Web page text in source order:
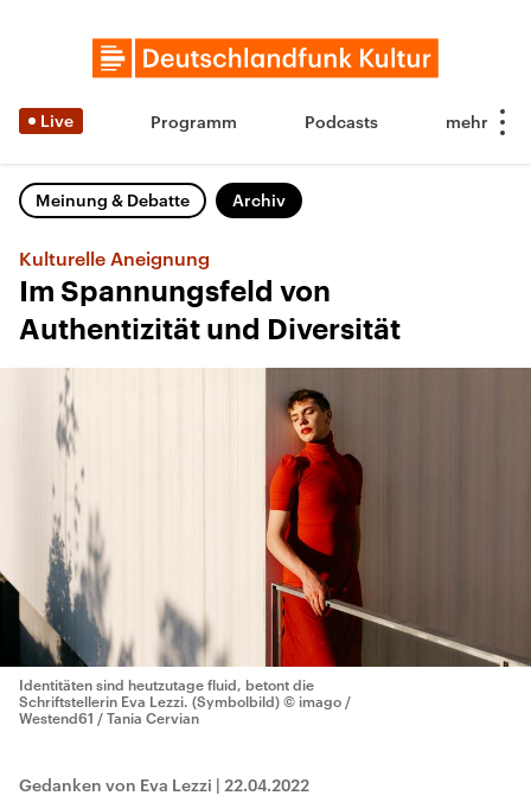
Live Programm Podcasts
Meinung & Debatte Archiv
Kulturelle Aneignung
Im Spannungsfeld von
Authentizität und Diversität
Identitäten sind heutzutage fluid, betont die
Schriftstellerin Eva Lezzi. (Symbolbild) © imago /
Westend61 / Tania Cervian
Gedanken von Eva Lezzi | 22.04.2022